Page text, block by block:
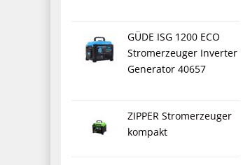
GÜDE ISG 1200 ECO
Stromerzeuger Inverter
Generator 40657
ZIPPER Stromerzeuger
kompakt